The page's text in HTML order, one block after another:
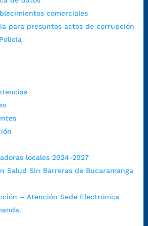
comerciales
para presuntos actos de corrupción
locales 2024-2027
Salud Sin Barreras de Bucaramanga
– Atención Sede Electrónica
disciplinaria:
gobierno-ciudadanos-
control-interno-disciplinario/
de Datos Personales|Política
Datos Personales